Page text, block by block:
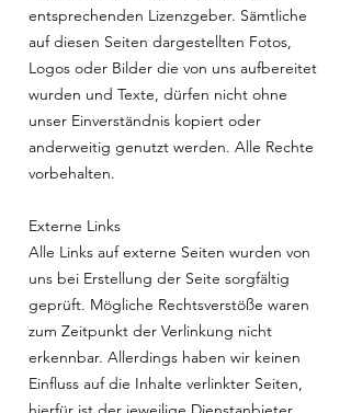
entsprechenden Lizenzgeber. Sämtliche
auf diesen Seiten dargestellten Fotos,
Logos oder Bilder die von uns aufbereitet
wurden und Texte, dürfen nicht ohne
unser Einverständnis kopiert oder
anderweitig genutzt werden. Alle Rechte
vorbehalten.
Externe Links
Alle Links auf externe Seiten wurden von
uns bei Erstellung der Seite sorgfältig
geprüft. Mögliche Rechtsverstöße waren
zum Zeitpunkt der Verlinkung nicht
erkennbar. Allerdings haben wir keinen
Einfluss auf die Inhalte verlinkter Seiten,